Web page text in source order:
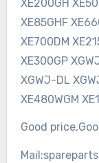
XE200GH
XE85GHF
XE700DM
XE300GP
XGWJ-DL
XE480WGM
Good